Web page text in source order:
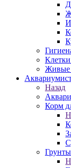
Живые
Назад
Корм